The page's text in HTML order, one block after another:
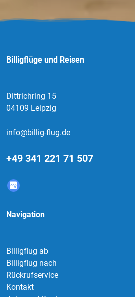
Billigflüge und Reisen
Dittrichring 15
04109 Leipzig
info@billig-flug.de
+49 341 221 71 507
Navigation
Billigflug ab
Billigflug nach
Rückrufservice
Kontakt